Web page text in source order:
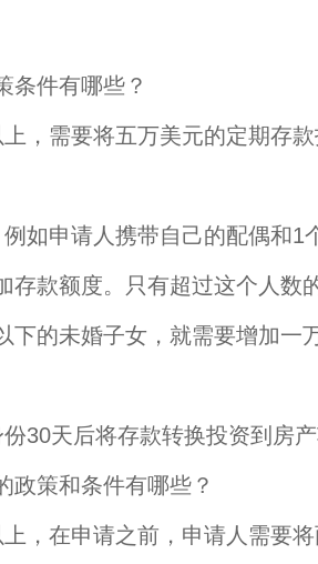
条件有哪些？
，需要将五万美元的定期存
如申请人携带自己的配偶和1
存款额度。只有超过这个人数
下的未婚子女，就需要增加一
30天后将存款转换投资到房产
政策和条件有哪些？
，在申请之前，申请人需要